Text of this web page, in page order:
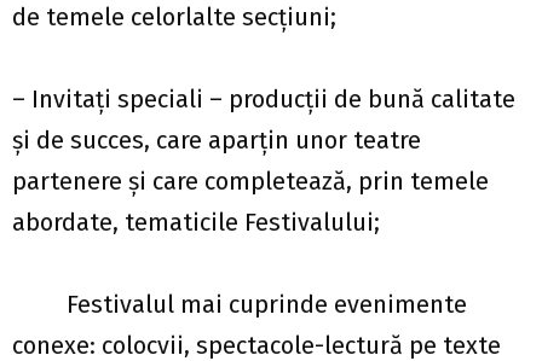
de temele celorlalte secțiuni;
– Invitați speciali – producții de bună calitate
și de succes, care aparțin unor teatre
partenere și care completează, prin temele
abordate, tematicile Festivalului;
Festivalul mai cuprinde evenimente
conexe: colocvii, spectacole-lectură pe texte